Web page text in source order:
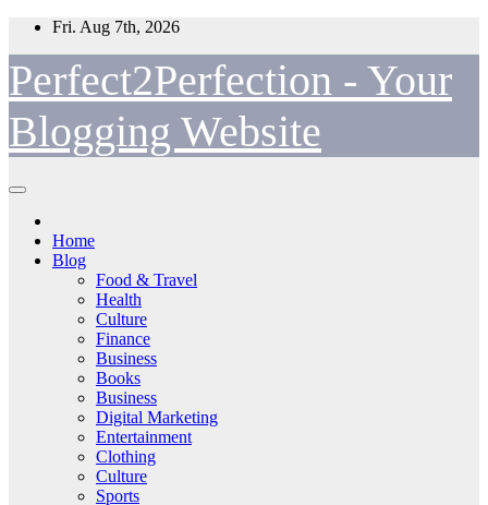
Skip
content
Fri. Aug 7th, 2026
Perfect2Perfection - Your
Blogging Website
Home
Blog
Food & Travel
Health
Culture
Finance
Business
Books
Business
Digital Marketing
Entertainment
Clothing
Culture
Sports